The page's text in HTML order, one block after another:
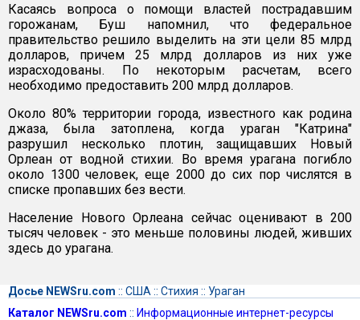
Касаясь вопроса о помощи властей пострадавшим
горожанам, Буш напомнил, что федеральное
правительство решило выделить на эти цели 85 млрд
долларов, причем 25 млрд долларов из них уже
израсходованы. По некоторым расчетам, всего
необходимо предоставить 200 млрд долларов.
Около 80% территории города, известного как родина
джаза, была затоплена, когда ураган "Катрина"
разрушил несколько плотин, защищавших Новый
Орлеан от водной стихии. Во время урагана погибло
около 1300 человек, еще 2000 до сих пор числятся в
списке пропавших без вести.
Население Нового Орлеана сейчас оценивают в 200
тысяч человек - это меньше половины людей, живших
здесь до урагана.
Досье NEWSru.com :: США :: Стихия :: Ураган
Каталог NEWSru.com :: Информационные интернет-ресурсы